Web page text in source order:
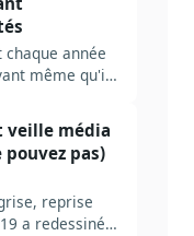
année
même qu'ils
des
ce que ça
la loi.
veille média
pouvez pas)
reprise
a redessiné